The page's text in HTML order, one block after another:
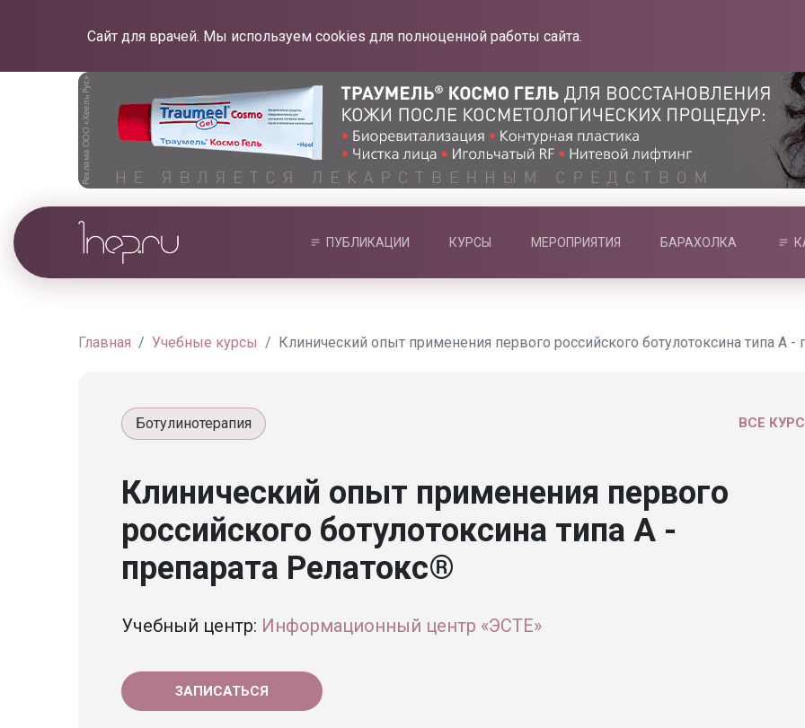
Сайт для врачей. Мы используем cookies для полноценной работы сайта.
ПУБЛИКАЦИИ КУРСЫ МЕРОПРИЯТИЯ БАРАХОЛКА
Главная Учебные курсы Клинический опыт применения первого российского ботулотоксина типа А -
ВСЕ
Ботулинотерапия
Клинический опыт применения первого
российского ботулотоксина типа А -
препарата Релатокс®
Учебный центр: Информационный центр «ЭСТЕ»
ЗАПИСАТЬСЯ